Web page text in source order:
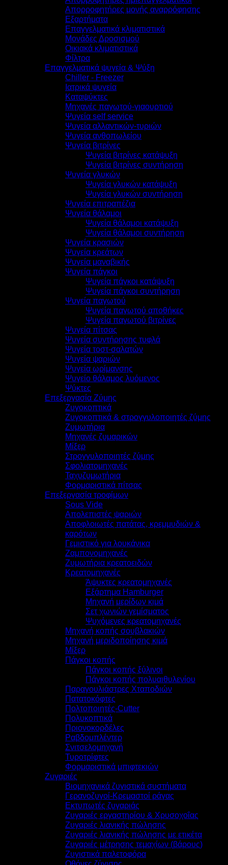
Απορροφητήρες μονής αναρρόφησης
Εξαρτήματα
Επαγγελματικά κλιματιστικά
Μονάδες Δροσισμού
Οικιακά κλιματιστικά
Φίλτρα
Επαγγελματικά ψυγεία & Ψύξη
Chiller - Freezer
Ιατρικά ψυγεία
Καταψύκτες
Μηχανές παγωτού-γιαουρτιού
Ψυγεία self service
Ψυγεία αλλαντικών-τυριών
Ψυγεία ανθοπωλείου
Ψυγεία βιτρίνες
Ψυγεία βιτρίνες κατάψυξη
Ψυγεία βιτρίνες συντήρηση
Ψυγεία γλυκών
Ψυγεία γλυκών κατάψυξη
Ψυγεία γλυκών συντήρηση
Ψυγεία επιτραπέζια
Ψυγεία θάλαμοι
Ψυγεία θάλαμοι κατάψυξη
Ψυγεία θάλαμοι συντήρηση
Ψυγεία κρασιών
Ψυγεία κρεάτων
Ψυγεία μαναβικής
Ψυγεία πάγκοι
Ψυγεία πάγκοι κατάψυξη
Ψυγεία πάγκοι συντήρηση
Ψυγεία παγωτού
Ψυγεία παγωτού αποθήκες
Ψυγεία παγωτού βιτρίνες
Ψυγεία πίτσας
Ψυγεία συντήρησης τυφλά
Ψυγεία τοστ-σαλατών
Ψυγεία ψαριών
Ψυγεία ωρίμανσης
Ψυγείο θάλαμος λυόμενος
Ψύκτες
Επεξεργασία Ζύμης
Ζυγοκοπτικά
Ζυγοκοπτικά & στρογγυλοποιητές ζύμης
Ζυμωτήρια
Μηχανές ζυμαρικών
Μίξερ
Στρογγυλοποιητές ζύμης
Σφολιατομηχανές
Ταχυζυμωτήρια
Φορμαριστικά πίτσας
Επεξεργασία τροφίμων
Sous Vide
Απολεπιστές ψαριών
Αποφλοιωτές πατάτας, κρεμμυδιών &
καρότων
Γεμιστικό για λουκάνικα
Ζαμπονομηχανές
Ζυμωτήρια κρεατοειδών
Κρεατομηχανές
Άψυκτες κρεατομηχανές
Εξάρτημα Hamburger
Μηχανή μερίδων κιμά
Σετ χωνιών γεμίσματος
Ψυχόμενες κρεατομηχανές
Μηχανή κοπής σουβλακιών
Μηχανή μεριδοποίησης κιμά
Μίξερ
Πάγκοι κοπής
Πάγκοι κοπής ξύλινοι
Πάγκοι κοπής πολυαιθυλενίου
Παραγουλιάστρες Χταποδιών
Πατατοκόφτες
Πολτοποιητές-Cutter
Πολυκοπτικά
Πριονοκορδέλες
Ραβδομπλέντερ
Σνιτσελομηχανή
Τυροτρίφτες
Φορμαριστικά μπιφτεκιών
Ζυγαριές
Βιομηχανικά ζυγιστικά συστήματα
Γερανοζυγοί-Κρεμαστοί ράγας
Εκτυπωτές ζυγαριάς
Ζυγαριές εργαστηρίου & Χρυσοχοΐας
Ζυγαριές λιανικής πώλησης
Ζυγαριές λιανικής πώλησης με ετικέτα
Ζυγαριές μέτρησης τεμαχίων (βάρους)
Ζυγιστικά παλετοφόρα